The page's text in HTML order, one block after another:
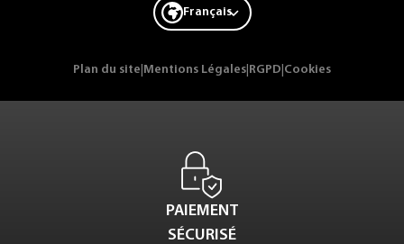
Français
Plan du site Mentions Légales RGPD Cookies
PAIEMENT
SÉCURISÉ